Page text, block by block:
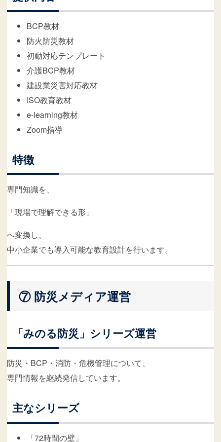
BCP教材
防火防災教材
初動対応テンプレート
介護BCP教材
建設業災害対応教材
ISO教育教材
e-learning教材
Zoom指導
特徴
専門知識を、
「現場で理解できる形」
へ変換し、
中小企業でも導入可能な教育設計を行います。
⑦ 防災メディア運営
「みのる防災」シリーズ運営
防災・BCP・消防・危機管理について、
専門情報を継続発信しています。
主なシリーズ
「72時間の壁」